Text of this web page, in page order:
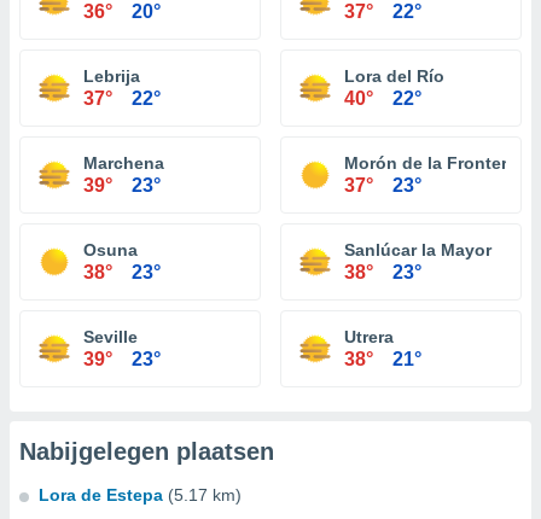
36° 20° 37° 22°
Lebrija
37° 22°
Lora del Río
40° 22°
Marchena
39° 23°
Morón de la Frontera
37° 23°
Osuna
38° 23°
Sanlúcar la Mayor
38° 23°
Seville
39° 23°
Utrera
38° 21°
Nabijgelegen plaatsen
Lora de Estepa (5.17 km)